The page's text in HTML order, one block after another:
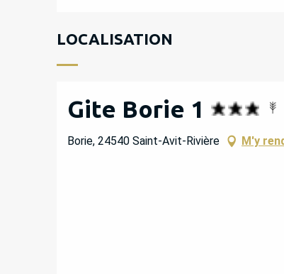
LOCALISATION
Gite Borie 1
Borie, 24540 Saint-Avit-Rivière M'y